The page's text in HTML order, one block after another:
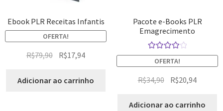
Ebook PLR Receitas Infantis
OFERTA!
R$79,90 R$17,94
Adicionar ao carrinho
Pacote e-Books PLR
Emagrecimento
Avaliação
4.14de 5
OFERTA!
R$34,90 R$20,94
Adicionar ao carrinho